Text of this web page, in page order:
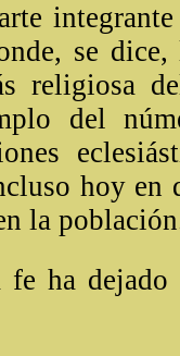
se
religiosa
del
hoy en
la
ha dejado